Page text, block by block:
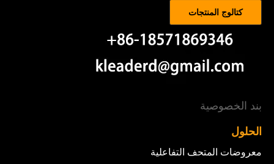
كتالوج المنتجات
بند الخصوصية
الحلول
معروضات المتحف التفاعلية